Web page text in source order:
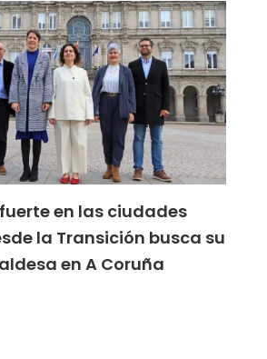
fuerte en las ciudades
la Transición busca su
en A Coruña